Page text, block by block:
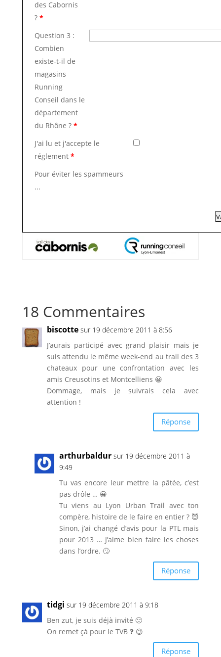
des Cabornis
? *
Question 3 :
Combien
existe-t-il de
magasins
Running
Conseil dans le
département
du Rhône ? *
J'ai lu et j'accepte le
réglement *
Pour éviter les spammeurs
...
18 Commentaires
biscotte sur 19 décembre 2011 à 8:56
J’aurais participé avec grand plaisir mais je
suis attendu le même week-end au trail des 3
chateaux pour une confrontation avec les
amis Creusotins et Montcelliens 😀
Dommage, mais je suivrais cela avec
attention !
Réponse
arthurbaldur sur 19 décembre 2011 à
9:49
Tu vas encore leur mettre la pâtée, c’est
pas drôle … 😀
Tu viens au Lyon Urban Trail avec ton
compère, histoire de le faire en entier ? 😈
Sinon, j’ai changé d’avis pour la PTL mais
pour 2013 … J’aime bien faire les choses
dans l’ordre. 🙄
Réponse
tidgi sur 19 décembre 2011 à 9:18
Ben zut, je suis déjà invité 🙂
On remet çà pour le TVB ❓ 😉
Réponse